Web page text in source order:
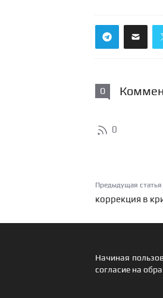
0
0
Предыдущая статья
коррекция в
Начиная
согласие на